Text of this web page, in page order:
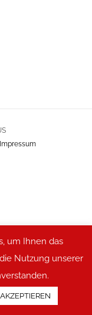
Impressum
um Ihnen das
Nutzung unserer
AKZEPTIEREN